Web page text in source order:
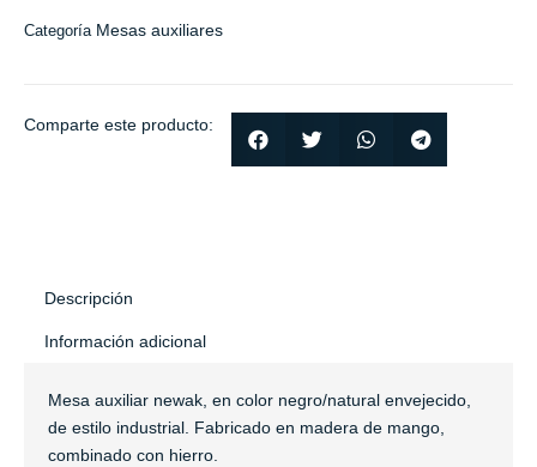
Categoría Mesas auxiliares
Comparte este producto:
Descripción
Información adicional
Mesa auxiliar newak, en color negro/natural envejecido,
de estilo industrial. Fabricado en madera de mango,
combinado con hierro.